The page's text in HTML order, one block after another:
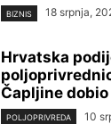
BIZNIS 18 srpnja,
Hrvatska
Čapljine
POLJOPRIVREDA 10